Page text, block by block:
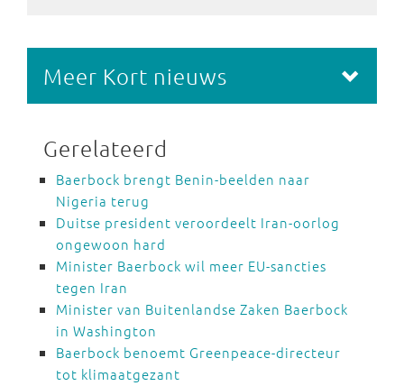
Meer Kort nieuws
Gerelateerd
Baerbock brengt Benin-beelden naar
Nigeria terug
Duitse president veroordeelt Iran-oorlog
ongewoon hard
Minister Baerbock wil meer EU-sancties
tegen Iran
Minister van Buitenlandse Zaken Baerbock
in Washington
Baerbock benoemt Greenpeace-directeur
tot klimaatgezant